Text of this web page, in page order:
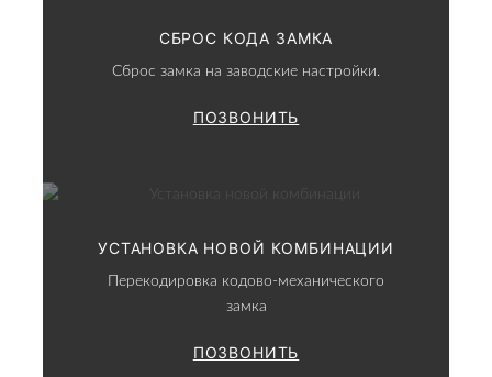
СБРОС КОДА ЗАМКА
Сброс замка на заводские настройки.
ПОЗВОНИТЬ
УСТАНОВКА НОВОЙ КОМБИНАЦИИ
Перекодировка кодово-механического
замка
ПОЗВОНИТЬ